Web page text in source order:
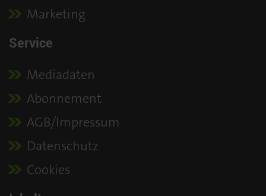
Marketing
Service
Mediadaten
Abonnement
AGB/Impressum
Datenschutz
Cookies